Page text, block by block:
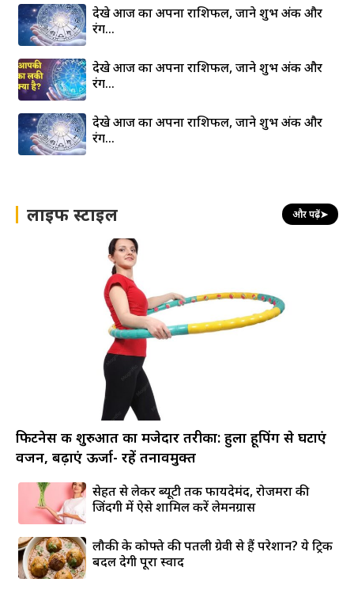
देखे आज का अपना राशिफल, जाने शुभ अंक और
रंग…
देखे आज का अपना राशिफल, जाने शुभ अंक और
रंग…
देखे आज का अपना राशिफल, जाने शुभ अंक और
रंग…
लाइफ स्टाइल और पढ़ें➤
फिटनेस की शुरुआत का मजेदार तरीका: हुला हूपिंग से घटाएं
वजन, बढ़ाएं ऊर्जा- रहें तनावमुक्त
सेहत से लेकर ब्यूटी तक फायदेमंद, रोजमर्रा की
जिंदगी में ऐसे शामिल करें लेमनग्रास
लौकी के कोफ्ते की पतली ग्रेवी से हैं परेशान? ये ट्रिक
बदल देगी पूरा स्वाद